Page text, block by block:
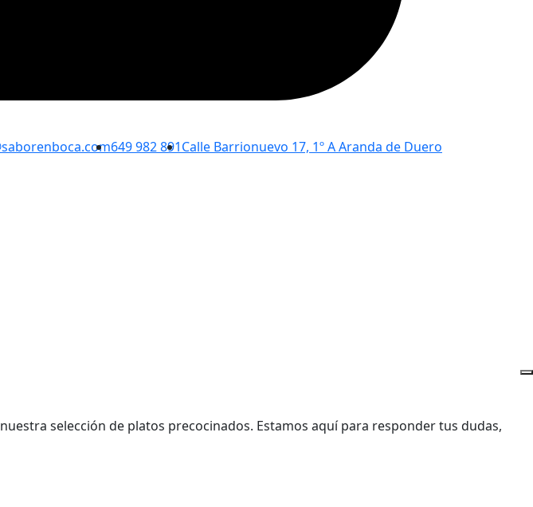
649 982 891Calle Barrionuevo 17, 1º A Aranda de Duero
selección de platos precocinados. Estamos aquí para responder tus dudas,